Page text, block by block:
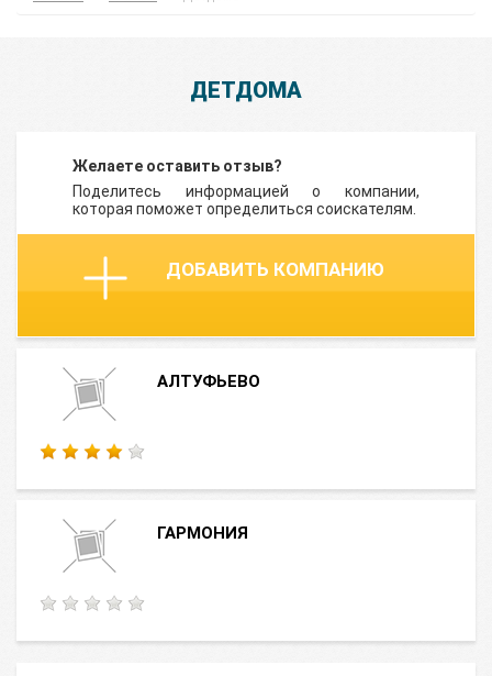
ДЕТДОМА
Желаете оставить отзыв?
Поделитесь информацией о компании,
которая поможет определиться соискателям.
ДОБАВИТЬ КОМПАНИЮ
АЛТУФЬЕВО
ГАРМОНИЯ